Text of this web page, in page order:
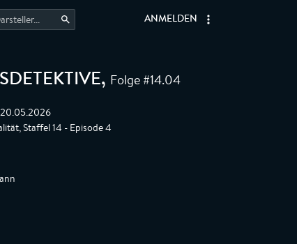
ANMELDEN
, Folge #14.04
20.05.2026
Staffel 14 - Episode 4